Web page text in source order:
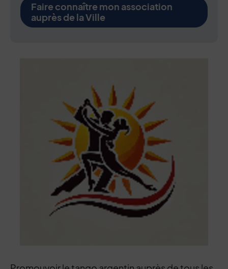
Faire connaître mon association
auprès de la Ville